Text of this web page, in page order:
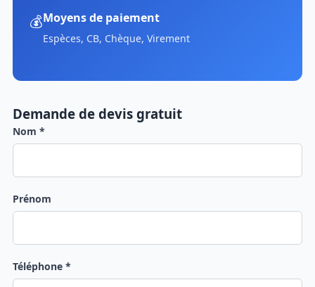
💰Moyens de paiement
Espèces, CB, Chèque, Virement
Demande de devis gratuit
Nom *
Prénom
Téléphone *